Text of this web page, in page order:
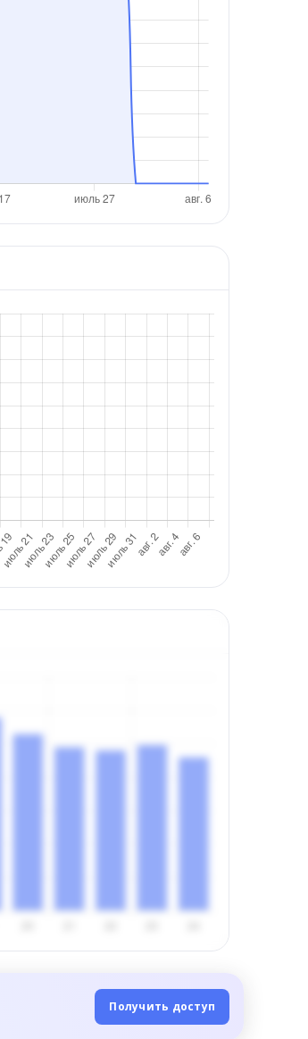
Получить доступ